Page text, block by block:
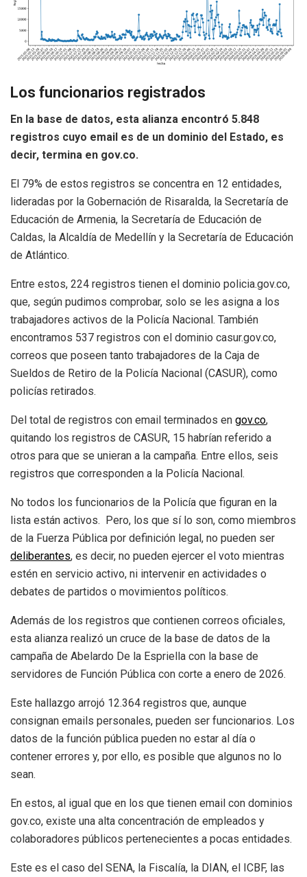
Los funcionarios registrados
En la base de datos, esta alianza encontró 5.848
registros cuyo email es de un dominio del Estado, es
decir, termina en gov.co.
El 79% de estos registros se concentra en 12 entidades,
lideradas por la Gobernación de Risaralda, la Secretaría de
Educación de Armenia, la Secretaría de Educación de
Caldas, la Alcaldía de Medellín y la Secretaría de Educación
de Atlántico.
Entre estos, 224 registros tienen el dominio policia.gov.co,
que, según pudimos comprobar, solo se les asigna a los
trabajadores activos de la Policía Nacional. También
encontramos 537 registros con el dominio casur.gov.co,
correos que poseen tanto trabajadores de la Caja de
Sueldos de Retiro de la Policía Nacional (CASUR), como
policías retirados.
Del total de registros con email terminados en gov.co,
quitando los registros de CASUR, 15 habrían referido a
otros para que se unieran a la campaña. Entre ellos, seis
registros que corresponden a la Policía Nacional.
No todos los funcionarios de la Policía que figuran en la
lista están activos. Pero, los que sí lo son, como miembros
de la Fuerza Pública por definición legal, no pueden ser
deliberantes, es decir, no pueden ejercer el voto mientras
estén en servicio activo, ni intervenir en actividades o
debates de partidos o movimientos políticos.
Además de los registros que contienen correos oficiales,
esta alianza realizó un cruce de la base de datos de la
campaña de Abelardo De la Espriella con la base de
servidores de Función Pública con corte a enero de 2026.
Este hallazgo arrojó 12.364 registros que, aunque
consignan emails personales, pueden ser funcionarios. Los
datos de la función pública pueden no estar al día o
contener errores y, por ello, es posible que algunos no lo
sean.
En estos, al igual que en los que tienen email con dominios
gov.co, existe una alta concentración de empleados y
colaboradores públicos pertenecientes a pocas entidades.
Este es el caso del SENA, la Fiscalía, la DIAN, el ICBF, las